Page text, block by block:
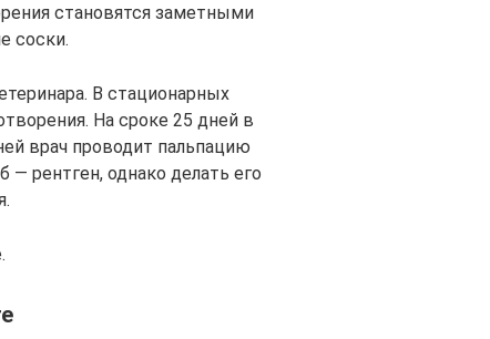
становятся заметными
соски.
В стационарных
На сроке 25 дней в
врач проводит пальпацию
— рентген, однако делать его